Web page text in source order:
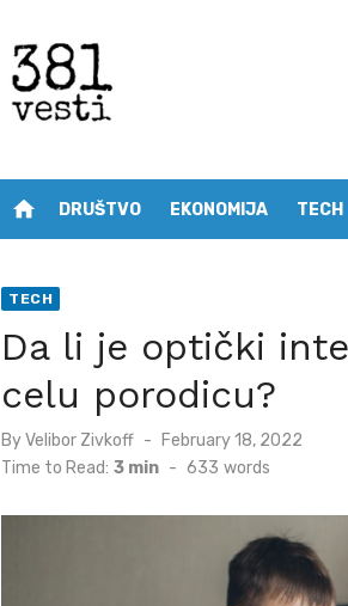
home DRUŠTVO EKONOMIJA TECH
TECH
Da li je optički
celu porodicu?
ByVelibor Zivkoff
Posted
February 18, 2022
Time to Read: 3 min - 633 words